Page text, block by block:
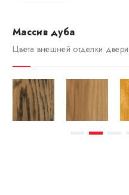
Массив дуба
Цвета внешней отделки двери